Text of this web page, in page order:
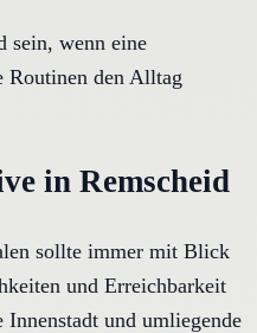
sein, wenn eine
Routinen den Alltag
in Remscheid
sollte immer mit Blick
und Erreichbarkeit
und umliegende